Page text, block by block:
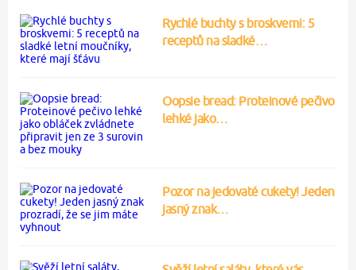
Rychlé buchty s broskvemi: 5
receptů na sladké…
Oopsie bread: Proteinové pečivo
lehké jako…
Pozor na jedovaté cukety! Jeden
jasný znak…